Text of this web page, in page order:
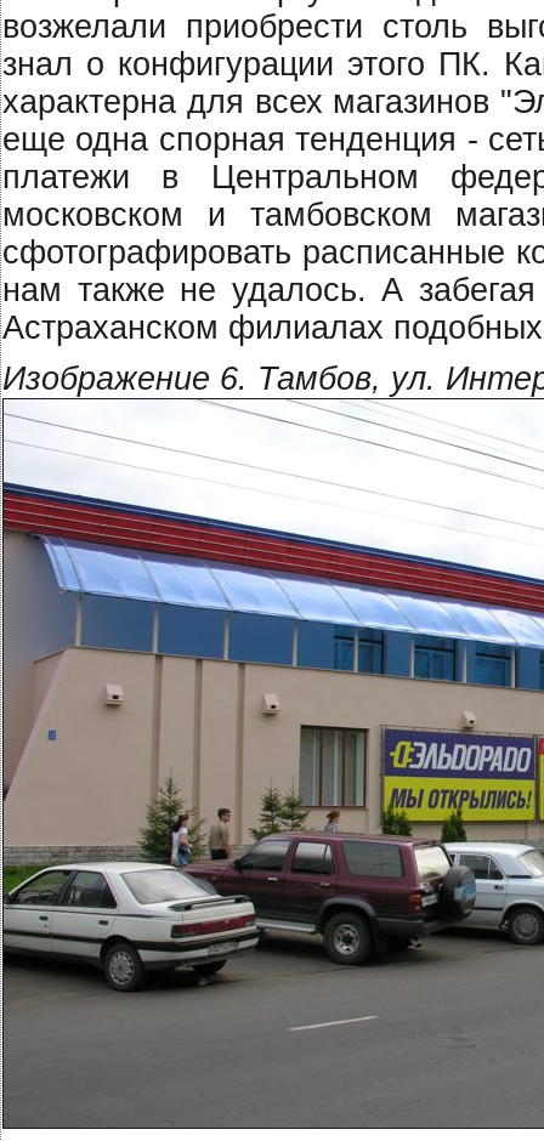
возжелали приобрести столь
знал о конфигурации этого ПК.
характерна для всех магазинов
еще одна спорная тенденция -
платежи в Центральном
московском и тамбовском
сфотографировать расписанные
нам также не удалось. А
Aстраханском филиалах
Изображение 6. Тамбов, ул.